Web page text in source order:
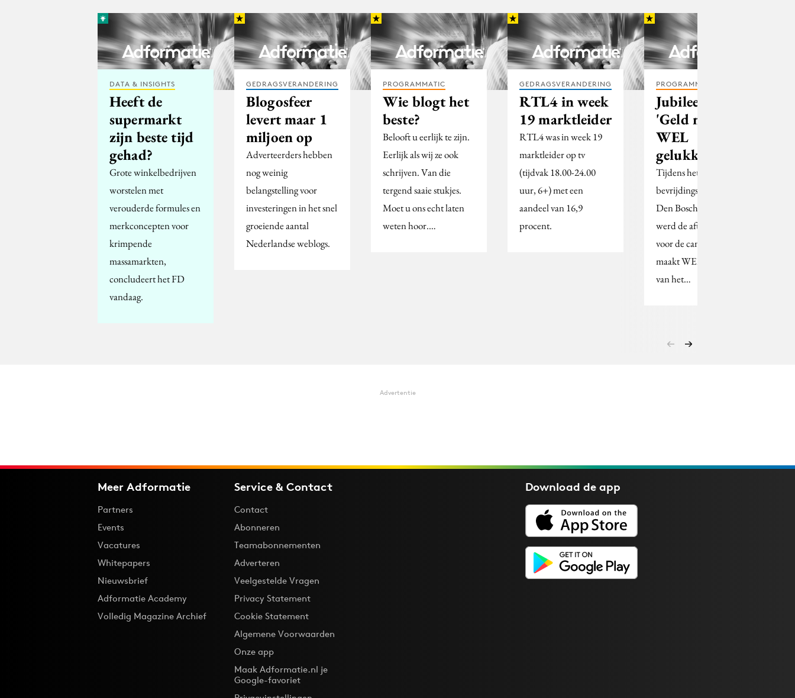
DATA & INSIGHTS
Heeft de
supermarkt
zijn beste tijd
gehad?
Grote winkelbedrijven
worstelen met
verouderde formules en
merkconcepten voor
krimpende
massamarkten,
concludeert het FD
vandaag.
GEDRAGSVERANDERING
Blogosfeer
levert maar 1
miljoen op
Adverteerders hebben
nog weinig
belangstelling voor
investeringen in het snel
groeiende aantal
Nederlandse weblogs.
PROGRAMMATIC
Wie blogt het
beste?
Belooft u eerlijk te zijn.
Eerlijk als wij ze ook
schrijven. Van die
tergend saaie stukjes.
Moet u ons echt laten
weten hoor.…
GEDRAGSVERANDERING
RTL4 in week
19 marktleider
RTL4 was in week 19
marktleider op tv
(tijdvak 18.00-24.00
uur, 6+) met een
aandeel van 16,9
procent.
PROGRAMMATIC
Jubilee start
'Geld maakt
WEL
gelukkig'
Tijdens het
bevrijdingsfestival in
Den Bosch op 5 mei jl.
werd de aftrap gegeven
voor de campagne ‘Geld
maakt WEL gelukkig’
van het…
Advertentie
Meer Adformatie
Partners
Events
Vacatures
Whitepapers
Nieuwsbrief
Adformatie Academy
Volledig Magazine Archief
Service & Contact
Contact
Abonneren
Teamabonnementen
Adverteren
Veelgestelde Vragen
Privacy Statement
Cookie Statement
Algemene Voorwaarden
Onze app
Maak Adformatie.nl je
Google-favoriet
Download deapp